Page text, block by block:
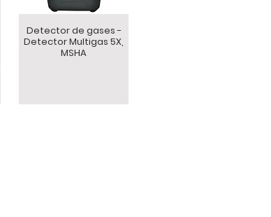
Detector de gases -
Detector Multigas 5X,
MSHA